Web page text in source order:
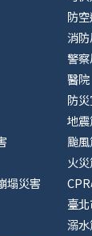
塌災害
防
消
警
醫院
防
地
颱
火
臺
溺